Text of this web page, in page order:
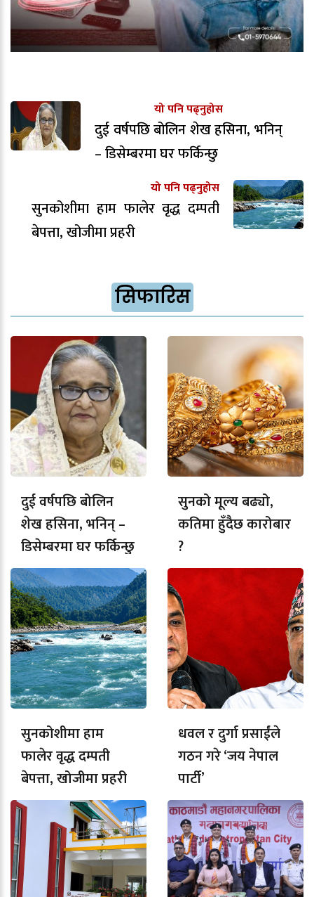
यो पनि पढ्नुहोस
दुई वर्षपछि बोलिन शेख हसिना, भनिन्
– डिसेम्बरमा घर फर्किन्छु
यो पनि पढ्नुहोस
सुनकोशीमा हाम फालेर वृद्ध दम्पती
बेपत्ता, खोजीमा प्रहरी
सिफारिस
दुई वर्षपछि बोलिन
शेख हसिना, भनिन् –
डिसेम्बरमा घर फर्किन्छु
सुनको मूल्य बढ्यो,
कतिमा हुँदैछ कारोबार
?
सुनकोशीमा हाम
फालेर वृद्ध दम्पती
बेपत्ता, खोजीमा प्रहरी
धवल र दुर्गा प्रसाईंले
गठन गरे ‘जय नेपाल
पार्टी’